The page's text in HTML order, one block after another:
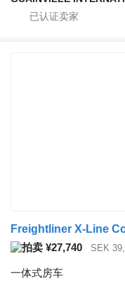
Freightliner X-Line
¥27,740
SEK
一体式房车